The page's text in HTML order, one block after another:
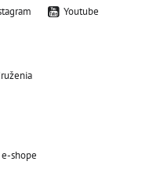
Youtube
shope